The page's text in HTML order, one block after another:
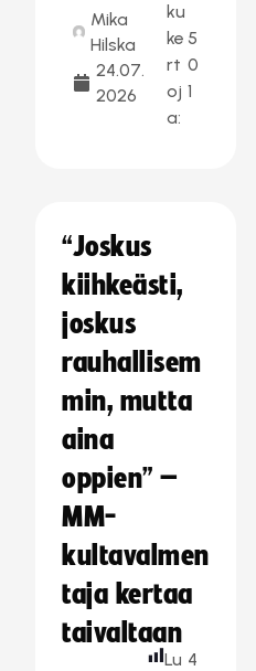
Mika
Hilska
24.07.
2026
ku
ke
rt
oj
a:
5
0
1
“Joskus
kiihkeästi,
joskus
rauhallisem
min, mutta
aina
oppien” –
MM-
kultavalmen
taja kertaa
taivaltaan
Lu 4